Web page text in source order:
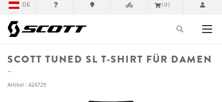
DE (0)
SCOTT TUNED SL T-SHIRT FÜR DAMEN
Artikel : 424729